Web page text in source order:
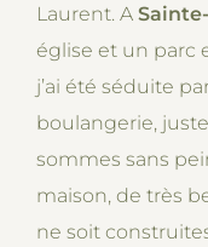
Laurent. A
église et un parc
j’ai été séduite
boulangerie,
sommes sans
maison, de très
ne soit